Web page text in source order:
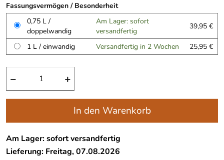
Fassungsvermögen / Besonderheit
0,75 L /
doppelwandig
Am Lager: sofort
versandfertig
39,95 €
1 L / einwandig Versandfertig in 2 Wochen 25,95 €
− +
In den Warenkorb
Am Lager: sofort versandfertig
Lieferung: Freitag, 07.08.2026